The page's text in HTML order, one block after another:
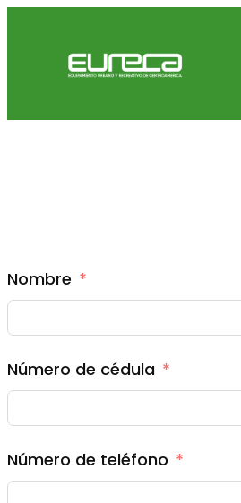
Nombre
Número de cédula
Número de teléfono